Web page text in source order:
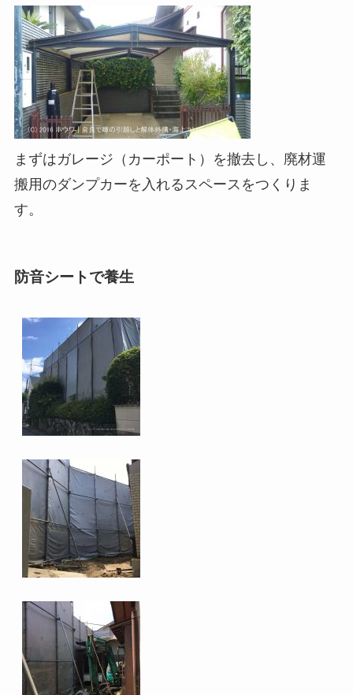
まずはガレージ（カーポート）を撤去し、廃材運
搬用のダンプカーを入れるスペースをつくりま
す。
防音シートで養生